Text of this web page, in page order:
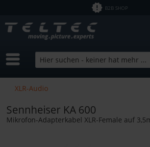
B2B SHOP
XLR-Audio
Sennheiser KA 600
Mikrofon-Adapterkabel XLR-Female auf